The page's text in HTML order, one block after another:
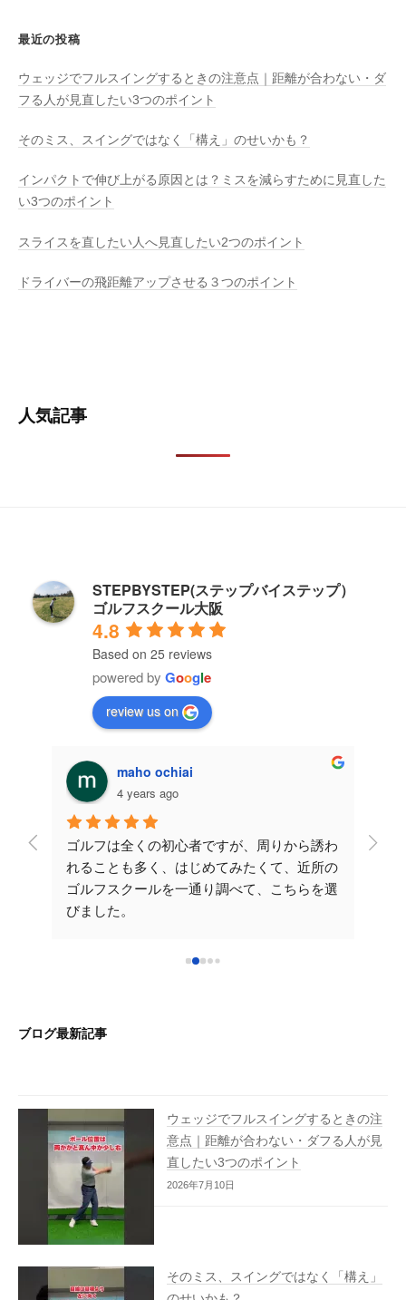
最近の投稿
ウェッジでフルスイングするときの注意点｜距離が合わない・ダ
フる人が見直したい3つのポイント
そのミス、スイングではなく「構え」のせいかも？
インパクトで伸び上がる原因とは？ミスを減らすために見直した
い3つのポイント
スライスを直したい人へ見直したい2つのポイント
ドライバーの飛距離アップさせる３つのポイント
人気記事
STEPBYSTEP(ステップバイステップ）
ゴルフスクール大阪
4.8
Based on 25 reviews
powered by Google
review us on
ス
し
maho ochiai
4 years ago
ゴルフは全くの初心者ですが、周りから誘わ
れることも多く、はじめてみたくて、近所の
ゴルフスクールを一通り調べて、こちらを選
びました。
いです。次のレッスンも楽しみです！こちら
こ
ブログ最新記事
ウェッジでフルスイングするときの注
意点｜距離が合わない・ダフる人が見
直したい3つのポイント
2026年7月10日
そのミス、スイングではなく「構え」